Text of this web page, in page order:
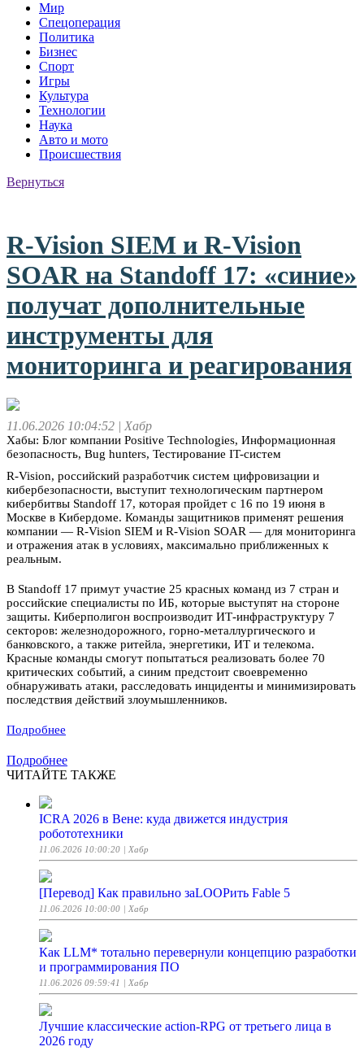
Мир
Спецоперация
Политика
Бизнес
Спорт
Игры
Культура
Технологии
Наука
Авто и мото
Происшествия
Вернуться
R-Vision SIEM и R-Vision
SOAR на Standoff 17: «синие»
получат дополнительные
инструменты для
мониторинга и реагирования
11.06.2026 10:04:52 | Хабр
Хабы: Блог компании Positive Technologies, Информационная
безопасность, Bug hunters, Тестирование IT-систем
R-Vision, российский разработчик систем цифровизации и
кибербезопасности, выступит технологическим партнером
кибербитвы Standoff 17, которая пройдет с 16 по 19 июня в
Москве в Кибердоме. Команды защитников применят решения
компании — R-Vision SIEM и R-Vision SOAR — для мониторинга
и отражения атак в условиях, максимально приближенных к
реальным.
В Standoff 17 примут участие 25 красных команд из 7 стран и
российские специалисты по ИБ, которые выступят на стороне
защиты. Киберполигон воспроизводит ИТ-инфраструктуру 7
секторов: железнодорожного, горно-металлургического и
банковского, а также ритейла, энергетики, ИТ и телекома.
Красные команды смогут попытаться реализовать более 70
критических событий, а синим предстоит своевременно
обнаруживать атаки, расследовать инциденты и минимизировать
последствия действий злоумышленников.
Подробнее
Подробнее
ЧИТАЙТЕ ТАКЖЕ
ICRA 2026 в Вене: куда движется индустрия
робототехники
11.06.2026 10:00:20 | Хабр
[Перевод] Как правильно заLOOPить Fable 5
11.06.2026 10:00:00 | Хабр
Как LLM* тотально перевернули концепцию разработки
и программирования ПО
11.06.2026 09:59:41 | Хабр
Лучшие классические action-RPG от третьего лица в
2026 году